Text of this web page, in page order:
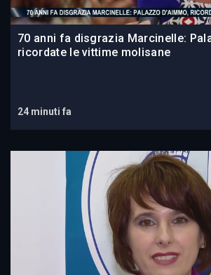
70 anni fa disgrazia Marcinelle:
ricordate le vittime molisane
24 minuti fa